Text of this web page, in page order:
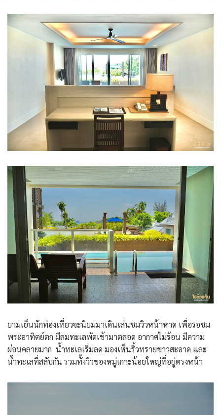
ยามเย็นนักท่องเที่ยวจะนิยมมาเดินเล่นชมวิวหน้าหาด เพื่อรอชม
พระอาทิตย์ตก มีลมทะเลพัดเข้ามาตลอด อากาศไม่ร้อน มีความ
ผ่อนคลายมาก น้ำทะเลเริ่มลด มองเห็นริ้วทรายขาวสะอาด และ
น้ำทะเลที่สลับกัน รวมทั้งวิวของหมู่เกาะน้อยใหญ่ที่อยู่ตรงหน้า